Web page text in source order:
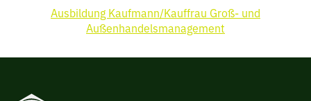
Ausbildung Kaufmann/Kauffrau Groß- und
Außenhandelsmanagement